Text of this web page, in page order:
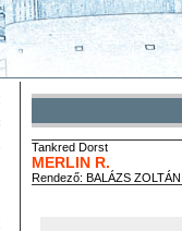
Tankred Dorst
MERLIN R.
Rendező: BALÁZS ZOLTÁN